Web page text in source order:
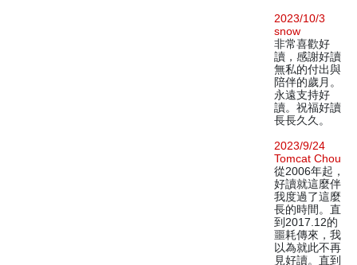
2023/10/3
snow
非常喜歡好
讀，感謝好讀
無私的付出與
陪伴的歲月。
永遠支持好
讀。祝福好讀
長長久久。
2023/9/24
Tomcat Chou
從2006年起，
好讀就這麼伴
我度過了這麼
長的時間。直
到2017.12的
噩耗傳來，我
以為就此不再
見好讀。直到